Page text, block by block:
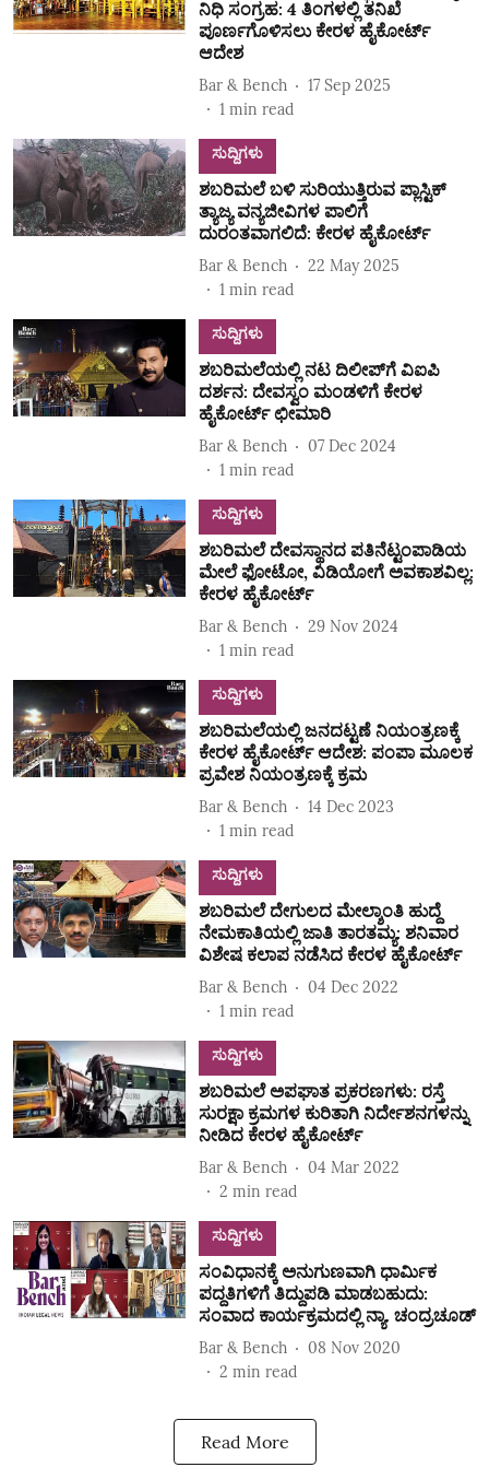
ನಿಧಿ ಸಂಗ್ರಹ: 4 ತಿಂಗಳಲ್ಲಿ ತನಿಖೆ
ಪೂರ್ಣಗೊಳಿಸಲು ಕೇರಳ ಹೈಕೋರ್ಟ್
ಆದೇಶ
Bar & Bench
17 Sep 2025
1 min read
ಸುದ್ದಿಗಳು
ಶಬರಿಮಲೆ ಬಳಿ ಸುರಿಯುತ್ತಿರುವ ಪ್ಲಾಸ್ಟಿಕ್
ತ್ಯಾಜ್ಯ ವನ್ಯಜೀವಿಗಳ ಪಾಲಿಗೆ
ದುರಂತವಾಗಲಿದೆ: ಕೇರಳ ಹೈಕೋರ್ಟ್
Bar & Bench
22 May 2025
1 min read
ಸುದ್ದಿಗಳು
ಶಬರಿಮಲೆಯಲ್ಲಿ ನಟ ದಿಲೀಪ್‌ಗೆ ವಿಐಪಿ
ದರ್ಶನ: ದೇವಸ್ವಂ ಮಂಡಳಿಗೆ ಕೇರಳ
ಹೈಕೋರ್ಟ್ ಛೀಮಾರಿ
Bar & Bench
07 Dec 2024
1 min read
ಸುದ್ದಿಗಳು
ಶಬರಿಮಲೆ ದೇವಸ್ಥಾನದ ಪತಿನೆಟ್ಟಂಪಾಡಿಯ
ಮೇಲೆ ಫೋಟೋ, ವಿಡಿಯೋಗೆ ಅವಕಾಶವಿಲ್ಲ:
ಕೇರಳ ಹೈಕೋರ್ಟ್‌
Bar & Bench
29 Nov 2024
1 min read
ಸುದ್ದಿಗಳು
ಶಬರಿಮಲೆಯಲ್ಲಿ ಜನದಟ್ಟಣೆ ನಿಯಂತ್ರಣಕ್ಕೆ
ಕೇರಳ ಹೈಕೋರ್ಟ್ ಆದೇಶ: ಪಂಪಾ ಮೂಲಕ
ಪ್ರವೇಶ ನಿಯಂತ್ರಣಕ್ಕೆ ಕ್ರಮ
Bar & Bench
14 Dec 2023
1 min read
ಸುದ್ದಿಗಳು
ಶಬರಿಮಲೆ ದೇಗುಲದ ಮೇಲ್ಶಾಂತಿ ಹುದ್ದೆ
ನೇಮಕಾತಿಯಲ್ಲಿ ಜಾತಿ ತಾರತಮ್ಯ: ಶನಿವಾರ
ವಿಶೇಷ ಕಲಾಪ ನಡೆಸಿದ ಕೇರಳ ಹೈಕೋರ್ಟ್
Bar & Bench
04 Dec 2022
1 min read
ಸುದ್ದಿಗಳು
ಶಬರಿಮಲೆ ಅಪಘಾತ ಪ್ರಕರಣಗಳು: ರಸ್ತೆ
ಸುರಕ್ಷಾ ಕ್ರಮಗಳ ಕುರಿತಾಗಿ ನಿರ್ದೇಶನಗಳನ್ನು
ನೀಡಿದ ಕೇರಳ ಹೈಕೋರ್ಟ್‌
Bar & Bench
04 Mar 2022
2 min read
ಸುದ್ದಿಗಳು
ಸಂವಿಧಾನಕ್ಕೆ ಅನುಗುಣವಾಗಿ ಧಾರ್ಮಿಕ
ಪದ್ದತಿಗಳಿಗೆ ತಿದ್ದುಪಡಿ ಮಾಡಬಹುದು:
ಸಂವಾದ ಕಾರ್ಯಕ್ರಮದಲ್ಲಿ ನ್ಯಾ. ಚಂದ್ರಚೂಡ್‌
Bar & Bench
08 Nov 2020
2 min read
Read More